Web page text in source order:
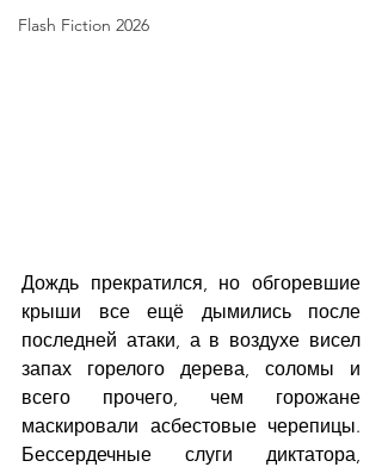
Flash Fiction 2026
Дождь прекратился, но обгоревшие
крыши все ещё дымились после
последней атаки, а в воздухе висел
запах горелого дерева, соломы и
всего прочего, чем горожане
маскировали асбестовые черепицы.
Бессердечные слуги диктатора,